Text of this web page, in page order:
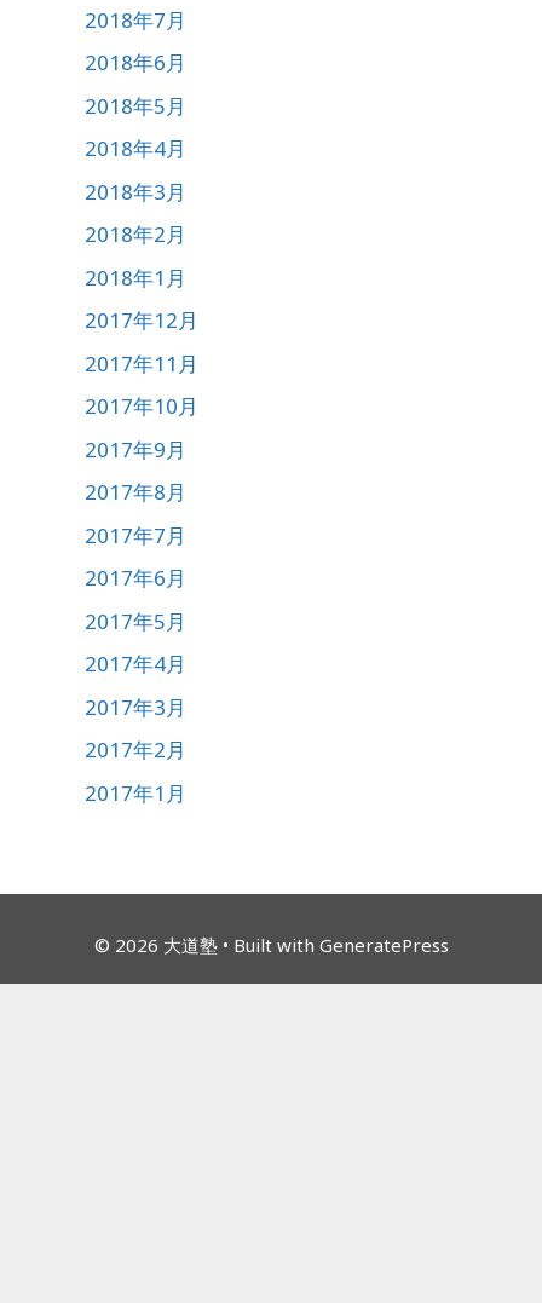
2018年7月
2018年6月
2018年5月
2018年4月
2018年3月
2018年2月
2018年1月
2017年12月
2017年11月
2017年10月
2017年9月
2017年8月
2017年7月
2017年6月
2017年5月
2017年4月
2017年3月
2017年2月
2017年1月
© 2026 大道塾• Built with GeneratePress